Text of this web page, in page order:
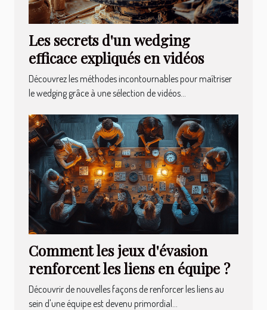
Les secrets d'un wedging
efficace expliqués en vidéos
Découvrez les méthodes incontournables pour maîtriser
le wedging grâce à une sélection de vidéos...
Comment les jeux d'évasion
renforcent les liens en équipe ?
Découvrir de nouvelles façons de renforcer les liens au
sein d'une équipe est devenu primordial...